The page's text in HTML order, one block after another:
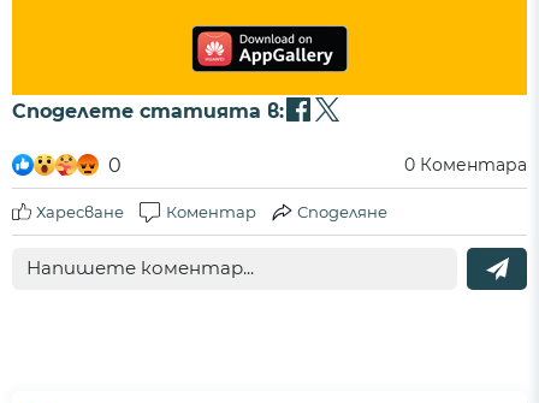
Споделете статията в:
0 0 Коментара
Харесване Коментар Споделяне